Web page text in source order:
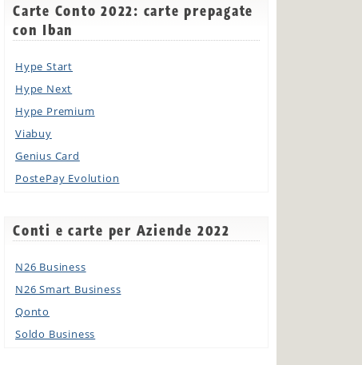
Carte Conto 2022: carte prepagate
con Iban
Hype Start
Hype Next
Hype Premium
Viabuy
Genius Card
PostePay Evolution
Conti e carte per Aziende 2022
N26 Business
N26 Smart Business
Qonto
Soldo Business